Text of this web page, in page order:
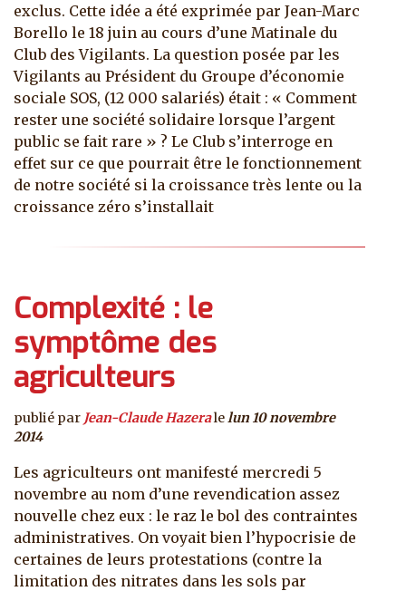
exclus. Cette idée a été exprimée par Jean-Marc
Borello le 18 juin au cours d’une Matinale du
Club des Vigilants. La question posée par les
Vigilants au Président du Groupe d’économie
sociale SOS, (12 000 salariés) était : « Comment
rester une société solidaire lorsque l’argent
public se fait rare » ? Le Club s’interroge en
effet sur ce que pourrait être le fonctionnement
de notre société si la croissance très lente ou la
croissance zéro s’installait
Complexité : le
symptôme des
agriculteurs
publié par Jean-Claude Hazerale lun 10 novembre
2014
Les agriculteurs ont manifesté mercredi 5
novembre au nom d’une revendication assez
nouvelle chez eux : le raz le bol des contraintes
administratives. On voyait bien l’hypocrisie de
certaines de leurs protestations (contre la
limitation des nitrates dans les sols par